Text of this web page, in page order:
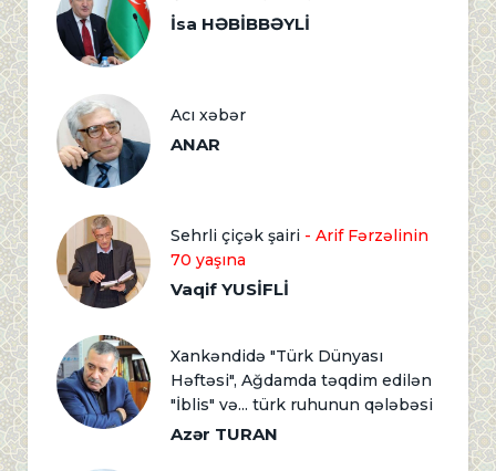
İsa HƏBİBBƏYLİ
Acı xəbər
ANAR
Sehrli çiçək şairi - Arif Fərzəlinin
70 yaşına
Vaqif YUSİFLİ
Xankəndidə "Türk Dünyası
Həftəsi", Ağdamda təqdim edilən
"İblis" və... türk ruhunun qələbəsi
Azər TURAN